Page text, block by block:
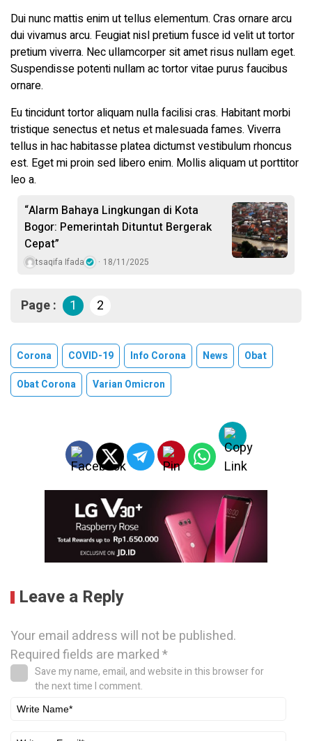
Dui nunc mattis enim ut tellus elementum. Cras ornare arcu
dui vivamus arcu. Feugiat nisl pretium fusce id velit ut tortor
pretium viverra. Nec ullamcorper sit amet risus nullam eget.
Suspendisse potenti nullam ac tortor vitae purus faucibus
ornare.
Eu tincidunt tortor aliquam nulla facilisi cras. Habitant morbi
tristique senectus et netus et malesuada fames. Viverra
tellus in hac habitasse platea dictumst vestibulum rhoncus
est. Eget mi proin sed libero enim. Mollis aliquam ut porttitor
leo a.
“Alarm Bahaya Lingkungan di Kota
Bogor: Pemerintah Dituntut Bergerak
Cepat”
tsaqifa Ifada 18/11/2025
Page : 1 2
Corona COVID-19 Info Corona News
Obat
Obat Corona
Varian Omicron
Leave a Reply
Your email address will not be published.
Required fields are marked*
Save my name, email, and website in this browser for
the next time I comment.